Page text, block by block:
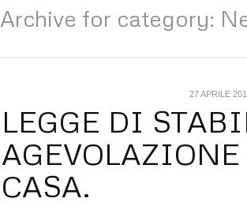
Archive for category:
LEGGE DI
CASA.
27 APRILE